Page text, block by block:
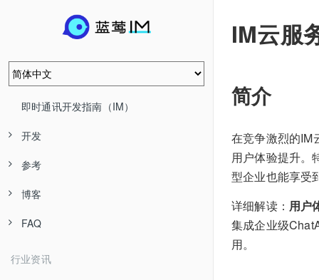
即时通讯开发指南（IM）
开发
参考
博客
FAQ
行业资讯
IM云服
简介
在竞争激烈的IM
用户体验提升。
型企业也能享受
详细解读： 用户
集成企业级
用。